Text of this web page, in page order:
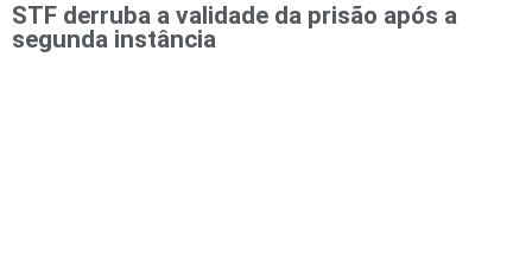
STF derruba a validade da prisão após a
segunda instância